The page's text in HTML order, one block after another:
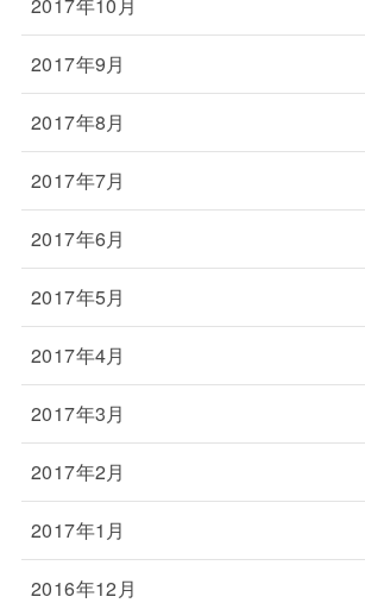
2017年9月
2017年8月
2017年7月
2017年6月
2017年5月
2017年4月
2017年3月
2017年2月
2017年1月
2016年12月